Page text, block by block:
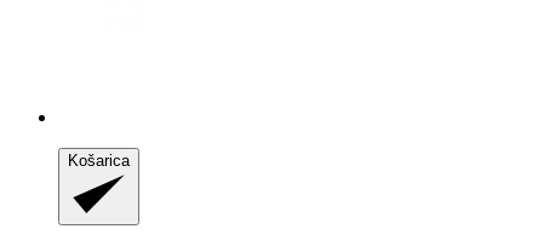
Košarica